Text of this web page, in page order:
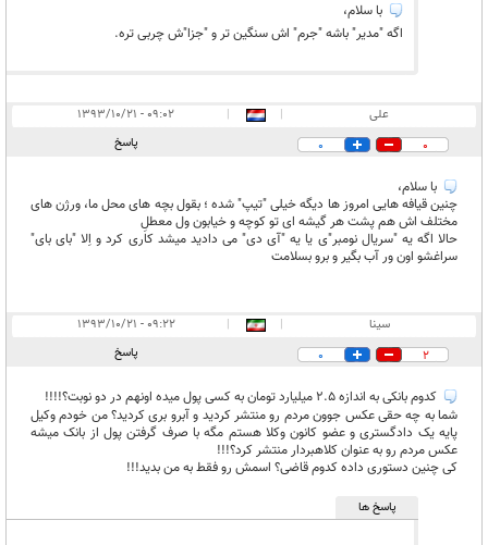
با سلام،
اگه "مدیر" باشه "جرم" اش سنگین تر و "جزا"ش چربی تره.
علی |
|
۰۹:۰۲ - ۱۳۹۳/۱۰/۲۱
0
0 پاسخ
با سلام،
چنین قیافه هایی امروز ها دیگه خیلی "تیپ" شده ؛ بقول بچه های محل ما، ورژن های
مختلف اش هم پشت هر گیشه ای تو کوچه و خیابون ول معطلِ
حالا اگه یه "سریال نومبر"ی یا یه "آی دی" می دادید میشد کاری کرد و اِلا "بای بای"
سراغشو اون ور آب بگیر و برو بسلامت
سینا |
|
۰۹:۲۲ - ۱۳۹۳/۱۰/۲۱
2
0 پاسخ
کدوم بانکی به اندازه 2.5 میلیارد تومان به کسی پول میده اونهم در دو نوبت؟!!!!
شما به چه حقی عکس جوون مردم رو منتشر کردید و آبرو بری کردید؟ من خودم وکیل
پایه یک دادگستری و عضو کانون وکلا هستم مگه با صرف گرفتن پول از بانک میشه
عکس مردم رو به عنوان کلاهبردار منتشر کرد؟!!!
کی چنین دستوری داده کدوم قاضی؟ اسمش رو فقط به من بدید!!!
پاسخ ها